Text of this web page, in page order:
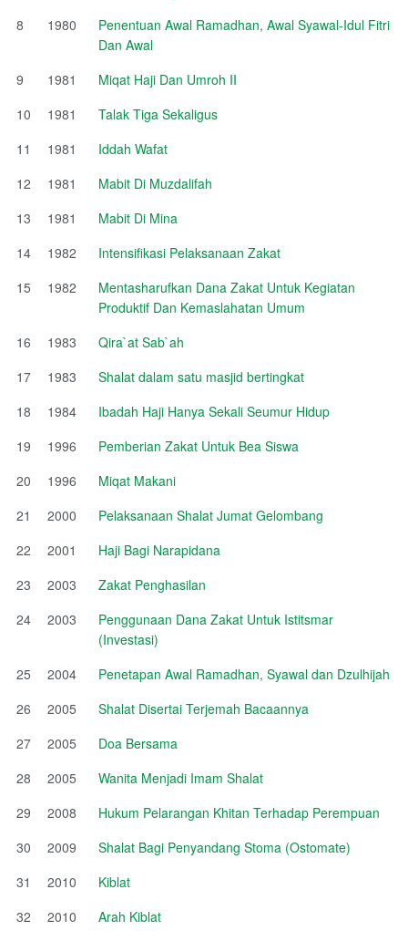
8
1980
Penentuan Awal Ramadhan, Awal Syawal-Idul Fitri
Dan Awal
9
1981
Miqat Haji Dan Umroh II
10
1981
Talak Tiga Sekaligus
11
1981
Iddah Wafat
12
1981
Mabit Di Muzdalifah
13
1981
Mabit Di Mina
14
1982
Intensifikasi Pelaksanaan Zakat
15
1982
Mentasharufkan Dana Zakat Untuk Kegiatan
Produktif Dan Kemaslahatan Umum
16
1983
Qira`at Sab`ah
17
1983
Shalat dalam satu masjid bertingkat
18
1984
Ibadah Haji Hanya Sekali Seumur Hidup
19
1996
Pemberian Zakat Untuk Bea Siswa
20
1996
Miqat Makani
21
2000
Pelaksanaan Shalat Jumat Gelombang
22
2001
Haji Bagi Narapidana
23
2003
Zakat Penghasilan
24
2003
Penggunaan Dana Zakat Untuk Istitsmar
(Investasi)
25
2004
Penetapan Awal Ramadhan, Syawal dan Dzulhijah
26
2005
Shalat Disertai Terjemah Bacaannya
27
2005
Doa Bersama
28
2005
Wanita Menjadi Imam Shalat
29
2008
Hukum Pelarangan Khitan Terhadap Perempuan
30
2009
Shalat Bagi Penyandang Stoma (Ostomate)
31
2010
Kiblat
32
2010 Arah Kiblat